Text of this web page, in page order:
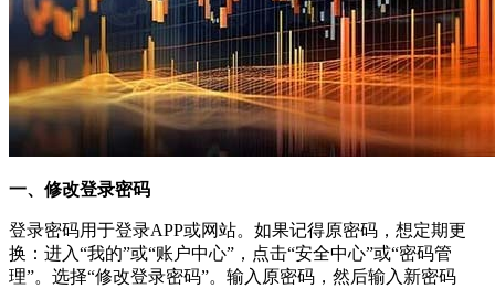
一、修改登录密码
登录密码用于登录APP或网站。如果记得原密码，想定期更
换：进入“我的”或“账户中心”，点击“安全中心”或“密码管
理”。选择“修改登录密码”。输入原密码，然后输入新密码